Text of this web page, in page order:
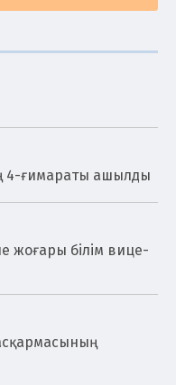
4-ғимараты ашылды
жоғары білім вице-